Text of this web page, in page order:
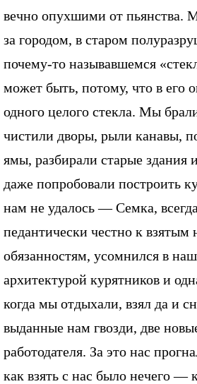
вечно опухшими от пьянства.
за городом, в старом
почему-то называвшемся
может быть, потому, что в его
одного целого стекла. Мы
чистили дворы, рыли канавы,
ямы, разбирали старые здания
даже попробовали построить
нам не удалось — Семка,
педантически честно к взятым
обязанностям, усомнился в
архитектурой курятников и
когда мы отдыхали, взял да и
выданные нам гвозди, две
работодателя. За это нас
как взять с нас было нечего —